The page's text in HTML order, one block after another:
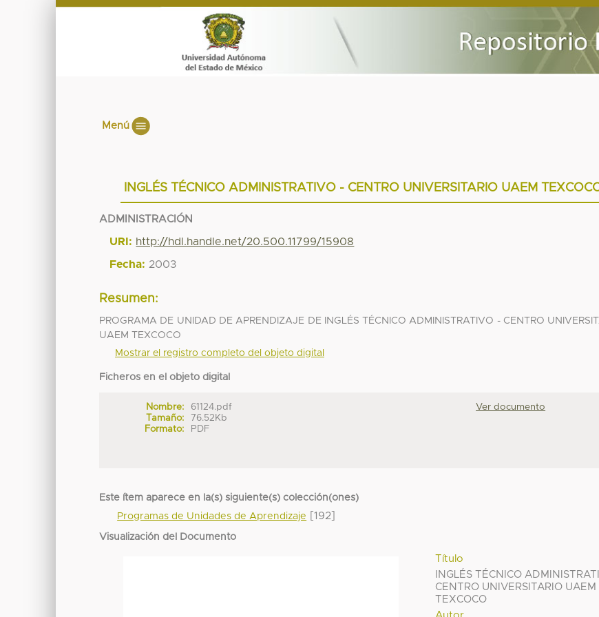
Menú
INGLÉS TÉCNICO ADMINISTRATIVO - CENTRO UNIVERSITARIO UAEM
ADMINISTRACIÓN
URI: http://hdl.handle.net/20.500.11799/15908
Fecha: 2003
Resumen:
PROGRAMA DE UNIDAD DE APRENDIZAJE DE INGLÉS TÉCNICO ADMINISTRATIVO - CENTRO
UAEM TEXCOCO
Mostrar el registro completo del objeto digital
Ficheros en el objeto digital
Nombre:
61124.pdf
Tamaño:
76.52Kb
Formato:
PDF
Ver documento
Este ítem aparece en la(s) siguiente(s) colección(ones)
Programas de Unidades de Aprendizaje
[192]
Visualización del Documento
Título
INGLÉS TÉCNICO
CENTRO UNIVERSITARIO UAEM
TEXCOCO